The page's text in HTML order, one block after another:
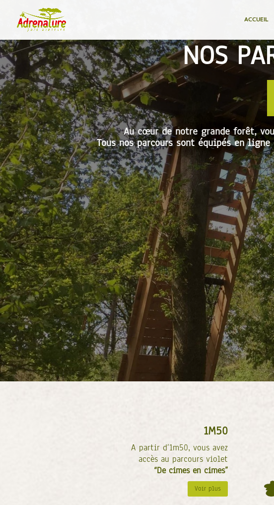
ACCUEIL
NOS
Au cœur de notre grande forêt,
Tous nos parcours sont équipés en
DÉROULEMENT DE L’ACTIVITÉ
1. Accueil et équipement par notre équipe
2. Briefing complet obligatoire : explication
3. Passage obligatoire sur le parcours test =>
4. Accès aux parcours aventure en illimité, en
ATTENTION : conditions de poids 110kg max, tour
1M50
A partir d’1m50, vous avez
accès au parcours violet
“De cimes en cimes”
Voir plus